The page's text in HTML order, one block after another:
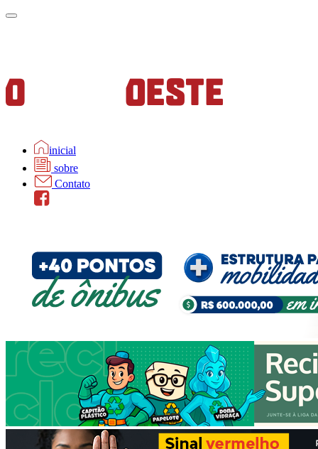
inicial
sobre
Contato